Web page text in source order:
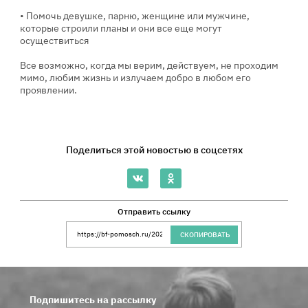
• Помочь девушке, парню, женщине или мужчине,
которые строили планы и они все еще могут
осуществиться
Все возможно, когда мы верим, действуем, не проходим
мимо, любим жизнь и излучаем добро в любом его
проявлении.
Поделиться этой новостью в соцсетях
Отправить ссылку
Ссылка на сайт Благотворительного Фонда
СКОПИРОВАТЬ
Подпишитесь на рассылку